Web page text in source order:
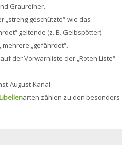
Graureiher.
„streng geschützte“ wie das
geltende (z. B. Gelbspötter).
mehrere „gefährdet“.
der Vorwarnliste der „Roten Liste“
August-Kanal.
arten zählen zu den besonders